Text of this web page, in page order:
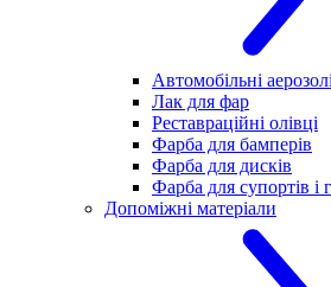
Автомобільні аерозолі
Лак для фар
Реставраційні олівці
Фарба для бамперів
Фарба для дисків
Фарба для супортів і
Допоміжні матеріали